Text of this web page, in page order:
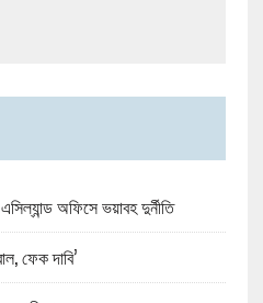
অফিসে ভয়াবহ দুর্নীতি
ফেক দাবি’